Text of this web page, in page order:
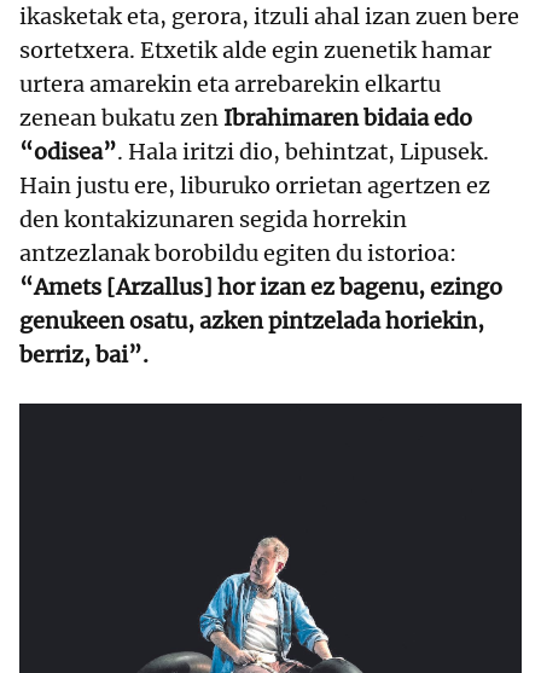
ikasketak eta, gerora, itzuli ahal izan zuen bere
sortetxera. Etxetik alde egin zuenetik hamar
urtera amarekin eta arrebarekin elkartu
zenean bukatu zen Ibrahimaren bidaia edo
“odisea”. Hala iritzi dio, behintzat, Lipusek.
Hain justu ere, liburuko orrietan agertzen ez
den kontakizunaren segida horrekin
antzezlanak borobildu egiten du istorioa:
“Amets [Arzallus] hor izan ez bagenu, ezingo
genukeen osatu, azken pintzelada horiekin,
berriz, bai”.